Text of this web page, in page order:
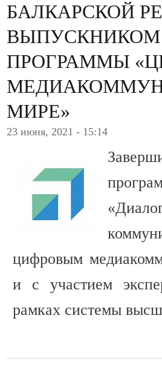
БАЛКАРСКОЙ
ВЫПУСКНИКОМ
ПРОГРАММЫ
МИРЕ»
23 июня, 2021 - 15:14
цифровым
и с участием
рамках системы